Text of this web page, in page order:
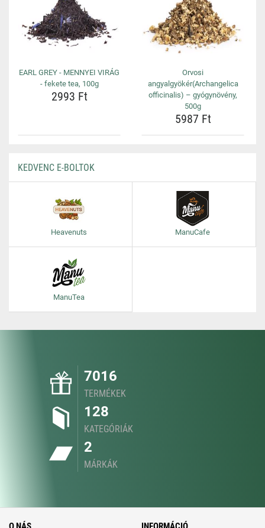
EARL GREY - MENNYEI VIRÁG
- fekete tea, 100g
2993 Ft
Orvosi
angyalgyökér(Archangelica
officinalis) – gyógynövény,
500g
5987 Ft
KEDVENC E-BOLTOK
Heavenuts ManuCafe
ManuTea
7016
TERMÉKEK
128
KATEGÓRIÁK
2
MÁRKÁK